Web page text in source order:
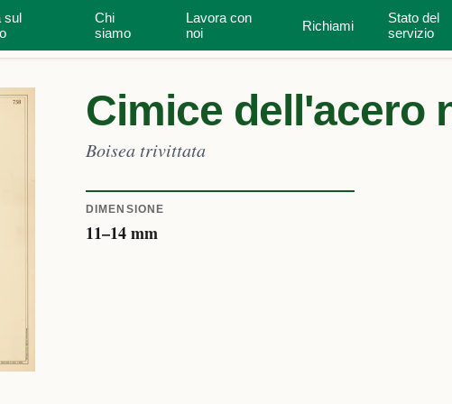
sul
Chi
siamo
Lavora con
noi
Richiami
Stato del
servizio
Ispettore della casa Tipi di casa
Cimice dell'acero
Boisea trivittata
DIMENSIONE
11–14 mm